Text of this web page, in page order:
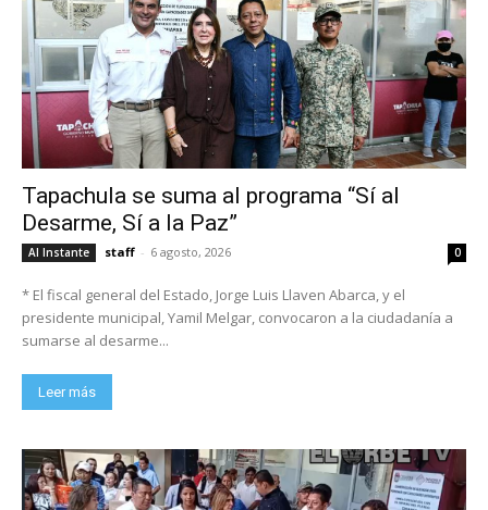
Tapachula se suma al programa “Sí al
Desarme, Sí a la Paz”
Al Instante staff - 6 agosto, 2026 0
* El fiscal general del Estado, Jorge Luis Llaven Abarca, y el
presidente municipal, Yamil Melgar, convocaron a la ciudadanía a
sumarse al desarme...
Leer más